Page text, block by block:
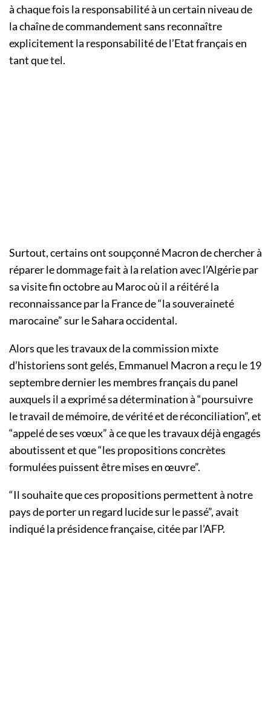
à chaque fois la responsabilité à un certain niveau de
la chaîne de commandement sans reconnaître
explicitement la responsabilité de l’Etat français en
tant que tel.
Surtout, certains ont soupçonné Macron de chercher à
réparer le dommage fait à la relation avec l’Algérie par
sa visite fin octobre au Maroc où il a réitéré la
reconnaissance par la France de “la souveraineté
marocaine” sur le Sahara occidental.
Alors que les travaux de la commission mixte
d’historiens sont gelés, Emmanuel Macron a reçu le 19
septembre dernier les membres français du panel
auxquels il a exprimé sa détermination à “poursuivre
le travail de mémoire, de vérité et de réconciliation”, et
“appelé de ses vœux” à ce que les travaux déjà engagés
aboutissent et que “les propositions concrètes
formulées puissent être mises en œuvre”.
“Il souhaite que ces propositions permettent à notre
pays de porter un regard lucide sur le passé”, avait
indiqué la présidence française, citée par l’AFP.